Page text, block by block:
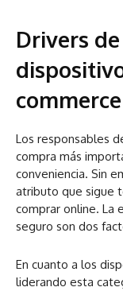
Drivers
commerce
Los responsables
compra más
conveniencia. Sin
atributo que sigue
comprar online. La
seguro son dos
En cuanto a los
liderando esta